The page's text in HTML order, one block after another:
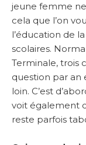
jeune femme
cela que l’on
l’éducation de
scolaires.
Terminale, trois
question par an
loin. C’est
voit également
reste parfois